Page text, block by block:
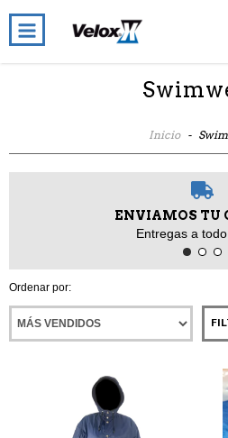
Inicio -
ENVIAMOS TU
Entregas a
Ordenar por: